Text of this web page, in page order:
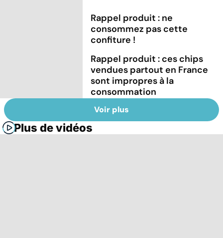
Rappel produit : ne
consommez pas cette
confiture !
Rappel produit : ces chips
vendues partout en France
sont impropres à la
consommation
Voir plus
Plus de vidéos